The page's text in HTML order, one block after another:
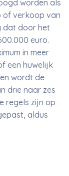
worden als
of verkoop van
dat door het
euro.
in meer
een huwelijk
wordt de
drie naar zes
regels zijn op
aldus